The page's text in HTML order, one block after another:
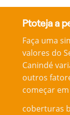
Ptoteja a
Faça uma
valores do
Canindé
outros
começar
coberturas